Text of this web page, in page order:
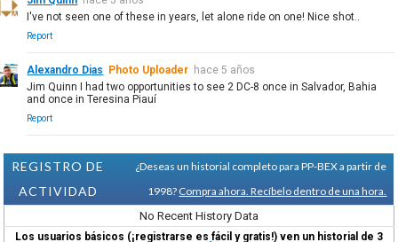
I've not seen one of these in years, let alone ride on one! Nice shot..
Report
Alexandro Dias Photo Uploader hace 5 años
Jim Quinn I had two opportunities to see 2 DC-8 once in Salvador, Bahia
and once in Teresina Piauí
Report
REGISTRO DE
ACTIVIDAD
¿Deseas un historial completo para PP-BEX a partir de
1998? Compra ahora. Recíbelo dentro de una hora.
No Recent History Data
Los usuarios básicos (¡registrarse es fácil y gratis!) ven un historial de 3